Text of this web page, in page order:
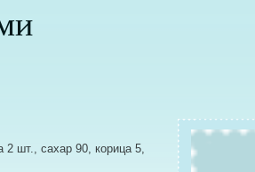
шт., сахар 90, корица 5,